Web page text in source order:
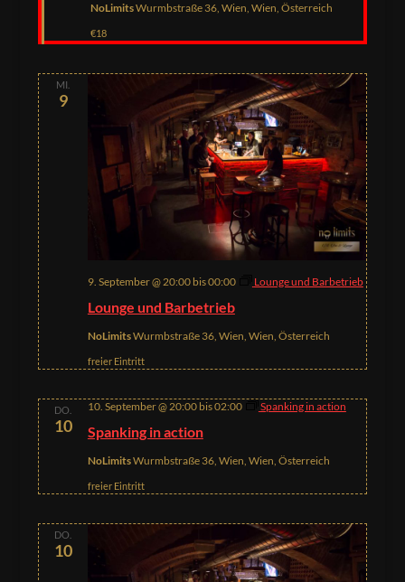
NoLimitsWurmbstraße 36, Wien, Wien, Österreich
€18
MI.
9
Lounge und Barbetrieb
9. September @ 20:00bis00:00 Lounge und Barbetrieb
NoLimitsWurmbstraße 36, Wien, Wien, Österreich
freier Eintritt
DO.
10 Spanking in action
10. September @ 20:00bis02:00 Spanking in action
NoLimitsWurmbstraße 36, Wien, Wien, Österreich
freier Eintritt
DO.
10